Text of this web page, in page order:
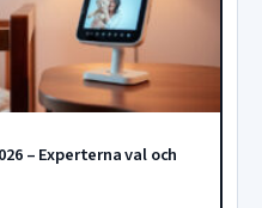
val och